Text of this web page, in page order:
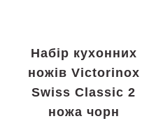
Набір кухонних
ножів Victorinox
Swiss Classic 2
ножа чорн